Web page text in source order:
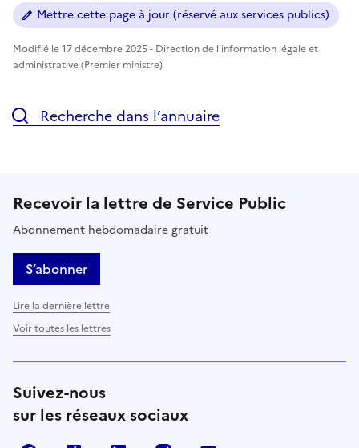
Mettre cette page à jour (réservé aux services publics)
Modifié le 17 décembre 2025 - Direction de l'information légale et
administrative (Premier ministre)
Recherche dans l’annuaire
Recevoir la lettre de Service Public
Abonnement hebdomadaire gratuit
S’abonner
Lire la dernière lettre
Voir toutes les lettres
Suivez-nous
sur les réseaux sociaux